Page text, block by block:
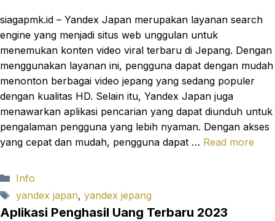
siagapmk.id – Yandex Japan merupakan layanan search
engine yang menjadi situs web unggulan untuk
menemukan konten video viral terbaru di Jepang. Dengan
menggunakan layanan ini, pengguna dapat dengan mudah
menonton berbagai video jepang yang sedang populer
dengan kualitas HD. Selain itu, Yandex Japan juga
menawarkan aplikasi pencarian yang dapat diunduh untuk
pengalaman pengguna yang lebih nyaman. Dengan akses
yang cepat dan mudah, pengguna dapat … Read more
Categories
Info
Tags
yandex japan, yandex jepang
Aplikasi Penghasil Uang Terbaru 2023